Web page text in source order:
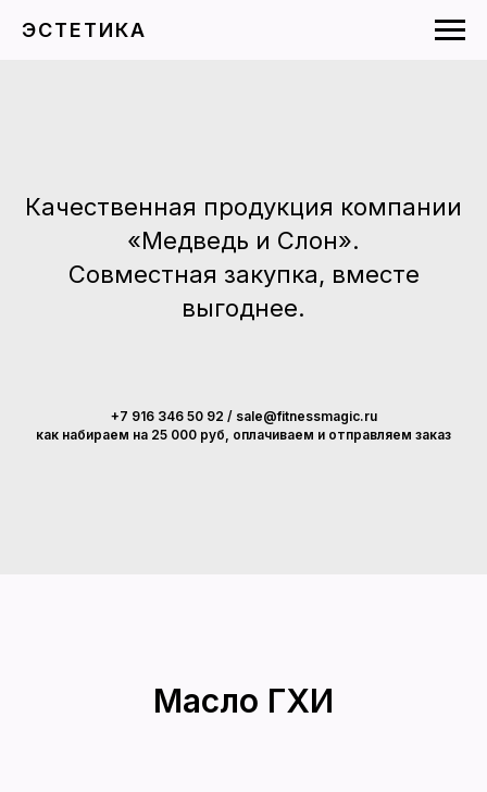
ЭСТЕТИКА
Качественная продукция компании
«Медведь и Слон».
Совместная закупка, вместе
выгоднее.
+7 916 346 50 92 / sale@fitnessmagic.ru
как набираем на 25 000 руб, оплачиваем и отправляем заказ
Масло ГХИ